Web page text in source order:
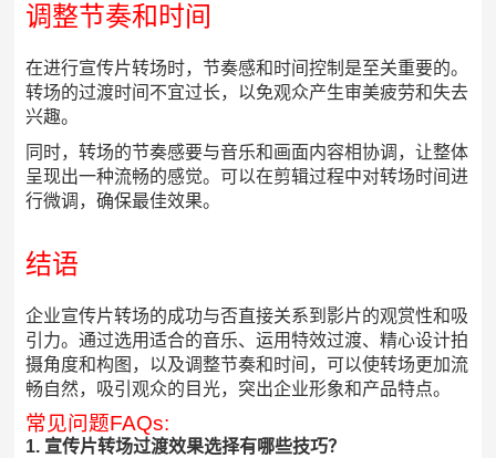
调整节奏和时间
在进行宣传片转场时，节奏感和时间控制是至关重要的。
转场的过渡时间不宜过长，以免观众产生审美疲劳和失去
兴趣。
同时，转场的节奏感要与音乐和画面内容相协调，让整体
呈现出一种流畅的感觉。可以在剪辑过程中对转场时间进
行微调，确保最佳效果。
结语
企业宣传片转场的成功与否直接关系到影片的观赏性和吸
引力。通过选用适合的音乐、运用特效过渡、精心设计拍
摄角度和构图，以及调整节奏和时间，可以使转场更加流
畅自然，吸引观众的目光，突出企业形象和产品特点。
常见问题FAQs:
1. 宣传片转场过渡效果选择有哪些技巧？